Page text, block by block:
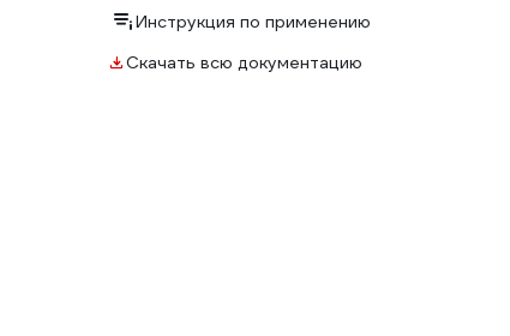
Инструкция по применению
Скачать всю документацию